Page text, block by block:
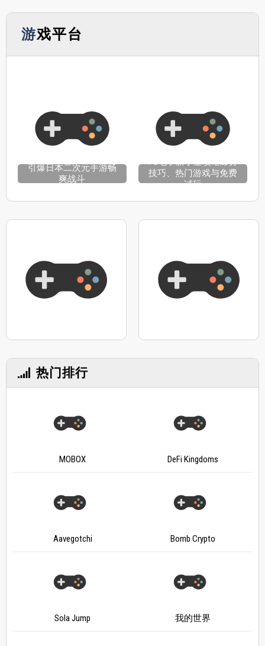
游戏平台
引爆日本二次元手游畅
爽战斗
PG电子新手全攻略爆分
技巧、热门游戏与免费
试玩
热门排行
MOBOX DeFi Kingdoms
Aavegotchi Bomb Crypto
Sola Jump 我的世界